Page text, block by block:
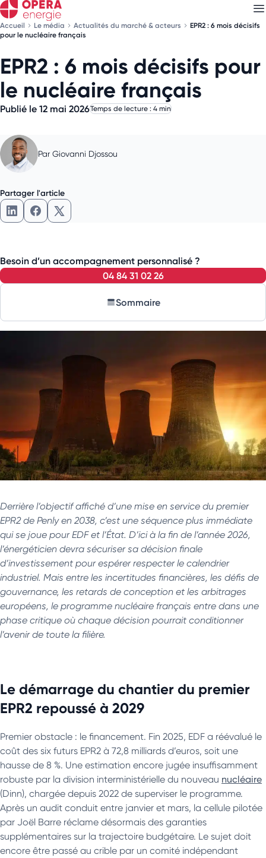
Accueil Le média Actualités du marché & acteurs
EPR2 : 6 mois décisifs
pour le nucléaire français
EPR2 : 6 mois décisifs pour
le nucléaire français
Publié le 12 mai 2026Temps de lecture : 4 min
Par Giovanni Djossou
Partager l'article
Besoin d’un accompagnement personnalisé ?
04 84 31 02 26
Sommaire
Derrière l’objectif affiché d’une mise en service du premier
EPR2 de Penly en 2038, c’est une séquence plus immédiate
qui se joue pour EDF et l’État. D’ici à la fin de l’année 2026,
l’énergéticien devra sécuriser sa décision finale
d’investissement pour espérer respecter le calendrier
industriel. Mais entre les incertitudes financières, les défis de
gouvernance, les retards de conception et les arbitrages
européens, le programme nucléaire français entre dans une
phase critique où chaque décision pourrait conditionner
l’avenir de toute la filière.
Le démarrage du chantier du premier
EPR2 repoussé à 2029
Premier obstacle : le financement. Fin 2025, EDF a réévalué le
coût des six futurs EPR2 à 72,8 milliards d’euros, soit une
hausse de 8 %. Une estimation encore jugée insuffisamment
robuste par la division interministérielle du nouveau nucléaire
(Dinn), chargée depuis 2022 de superviser le programme.
Après un audit conduit entre janvier et mars, la cellule pilotée
par Joël Barre réclame désormais des garanties
supplémentaires sur la trajectoire budgétaire. Le sujet doit
encore être passé au crible par un comité indépendant
Découvrez nosnewsletters
Choisissez les newsletters qui vous intéressent